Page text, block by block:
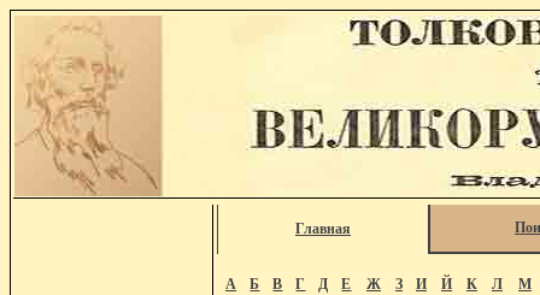
Главная
А Б В Г Д Е Ж З И Й К Л М